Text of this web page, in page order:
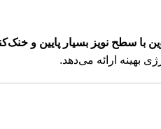
با سطح نویز بسیار پایین و
ارائه می‌دهد.